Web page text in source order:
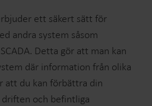
ett säkert sätt för
andra system såsom
Detta gör att man kan
där information från olika
att du kan förbättra din
och befintliga